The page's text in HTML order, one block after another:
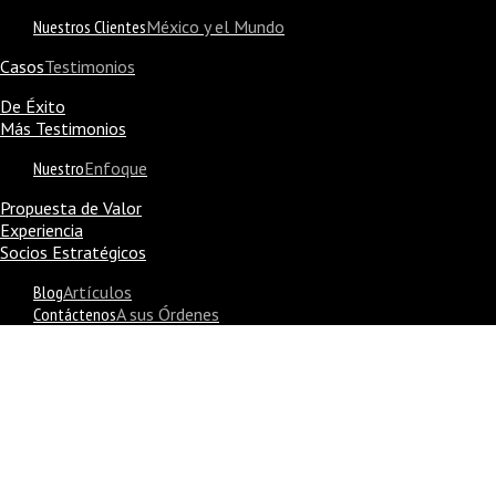
Nuestros ClientesMéxico y el Mundo
CasosTestimonios
De Éxito
Más Testimonios
NuestroEnfoque
Propuesta de Valor
Experiencia
Socios Estratégicos
BlogArtículos
ContáctenosA sus Órdenes